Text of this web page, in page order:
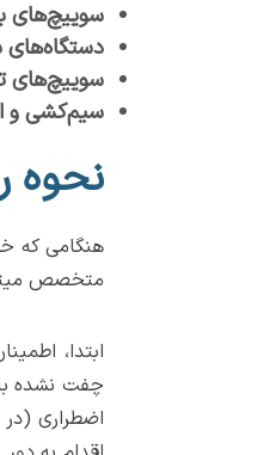
سوییچ‌های
سوییچ‌های
سیم‌کشی و
نحوه رفع
متخصص
ابتدا،
چفت نشده
اضطراری